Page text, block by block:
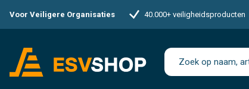
Voor Veiligere Organisaties 40.000+ veiligheidsproducten